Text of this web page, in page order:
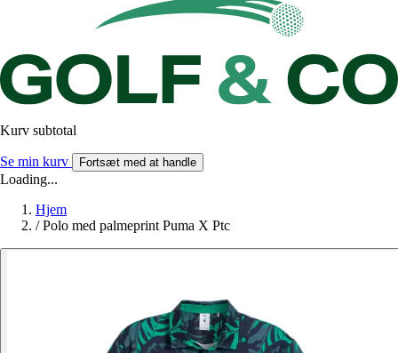
Kurv subtotal
Se min kurv Fortsæt med at handle
Loading...
Hjem
/ Polo med palmeprint Puma X Ptc